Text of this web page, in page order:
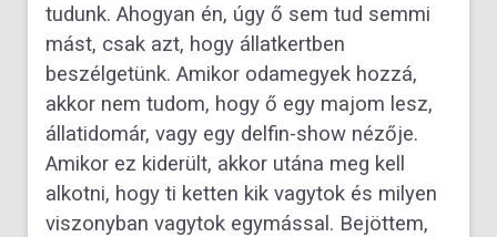
tudunk. Ahogyan én, úgy ő sem tud semmi
mást, csak azt, hogy állatkertben
beszélgetünk. Amikor odamegyek hozzá,
akkor nem tudom, hogy ő egy majom lesz,
állatidomár, vagy egy delfin-show nézője.
Amikor ez kiderült, akkor utána meg kell
alkotni, hogy ti ketten kik vagytok és milyen
viszonyban vagytok egymással. Bejöttem,